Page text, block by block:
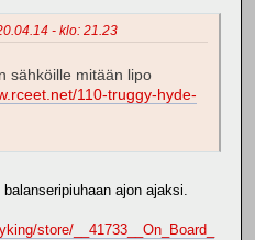
- klo: 21.23
sähköille mitään lipo
110-truggy-hyde-
ajon ajaksi.
store/__41733__On_Board_